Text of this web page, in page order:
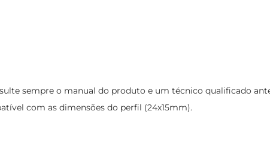
sempre o manual do produto e um técnico qualificado
com as dimensões do perfil (24x15mm).